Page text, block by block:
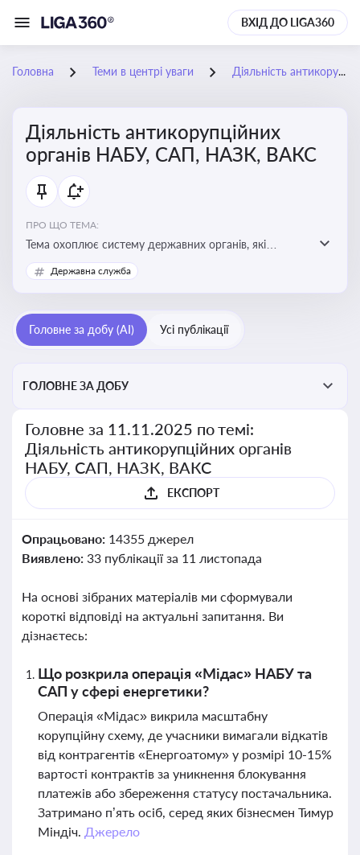
ВХІД ДО LIGA360
Головна Теми в центрі уваги Діяльність антикорупційних органів НАБУ, САП, НАЗК, ВАКС
Діяльність антикорупційних
органів НАБУ, САП, НАЗК, ВАКС
ПРО ЩО ТЕМА:
Тема охоплює систему державних органів, які
здійснюють запобігання, виявлення та розслідування
корупційних правопорушень, що є ключовим
у державному управлінні та бізнесі
Державна служба
Головне за добу (AI) Усі публікації
ГОЛОВНЕ ЗА ДОБУ
Головне за 11.11.2025 по темі:
Діяльність антикорупційних органів
НАБУ, САП, НАЗК, ВАКС
ЕКСПОРТ
Опрацьовано: 14355 джерел
Виявлено: 33 публікації за 11 листопада
На основі зібраних матеріалів ми сформували
короткі відповіді на актуальні запитання. Ви
дізнаєтесь:
Що розкрила операція «Мідас» НАБУ та
САП у сфері енергетики?
Операція «Мідас» викрила масштабну
корупційну схему, де учасники вимагали відкатів
від контрагентів «Енергоатому» у розмірі 10-15%
вартості контрактів за уникнення блокування
платежів або збереження статусу постачальника.
Затримано п’ять осіб, серед яких бізнесмен Тимур
Міндіч. Джерело